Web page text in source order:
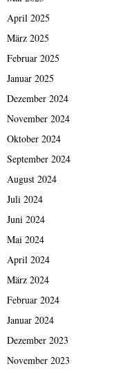
April 2025
März 2025
Februar 2025
Januar 2025
Dezember 2024
November 2024
Oktober 2024
September 2024
August 2024
Juli 2024
Juni 2024
Mai 2024
April 2024
März 2024
Februar 2024
Januar 2024
Dezember 2023
November 2023